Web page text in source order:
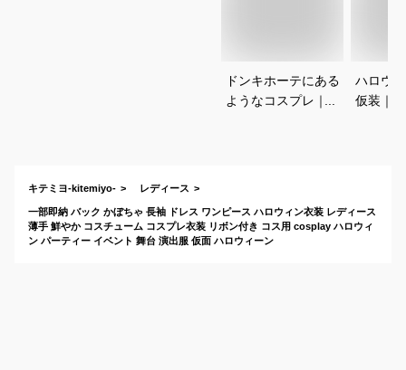
ドンキホーテにある
ようなコスプレ｜女
ハロウ
仮装｜
キテミヨ-kitemiyo- レディース
一部即納 バック かぼちゃ 長袖 ドレス ワンピース ハロウィン衣装 レディース
薄手 鮮やか コスチューム コスプレ衣装 リボン付き コス用 cosplay ハロウィ
ン パーティー イベント 舞台 演出服 仮面 ハロウィーン